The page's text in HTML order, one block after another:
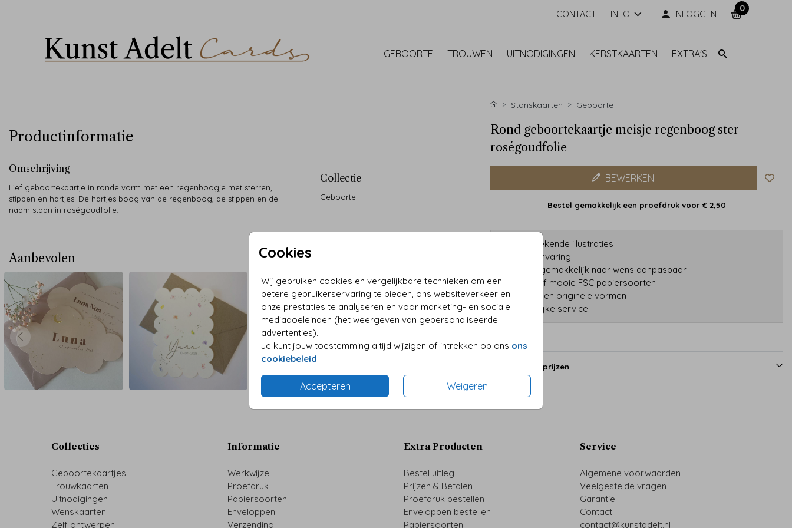
CONTACT INFO INLOGGEN
0
GEBOORTE TROUWEN UITNODIGINGEN KERSTKAARTEN EXTRA'S
Cookies
Wij gebruiken cookies en vergelijkbare technieken om een
betere gebruikerservaring te bieden, ons websiteverkeer en
onze prestaties te analyseren en voor marketing- en sociale
mediadoeleinden (het weergeven van gepersonaliseerde
advertenties).
Je kunt jouw toestemming altijd wijzigen of intrekken op ons ons
cookiebeleid.
Accepteren Weigeren
Productinformatie
Omschrijving
Lief geboortekaartje in ronde vorm met een regenboogje met sterren,
stippen en hartjes. De hartjes boog van de regenboog, de stippen en de
naam staan in roségoudfolie.
Collectie
Geboorte
Aanbevolen
Stanskaarten Geboorte
Rond geboortekaartje meisje regenboog ster
roségoudfolie
BEWERKEN
Bestel gemakkelijk een proefdruk voor € 2,50
• Handgetekende illustraties
• 90 jaar ervaring
• Designs gemakkelijk naar wens aanpasbaar
• Kwalitatief mooie FSC papiersoorten
• Foliedruk en originele vormen
• Persoonlijke service
Formaten en prijzen
Collecties
Geboortekaartjes
Trouwkaarten
Uitnodigingen
Wenskaarten
Zelf ontwerpen
Informatie
Werkwijze
Proefdruk
Papiersoorten
Enveloppen
Verzending
Extra Producten
Bestel uitleg
Prijzen & Betalen
Proefdruk bestellen
Enveloppen bestellen
Papiersoorten
Service
Algemene voorwaarden
Veelgestelde vragen
Garantie
Contact
contact@kunstadelt.nl